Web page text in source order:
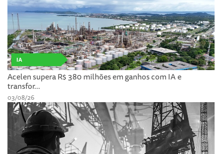
IA
Acelen supera R$ 380 milhões em ganhos com IA e
transfor...
03/08/26